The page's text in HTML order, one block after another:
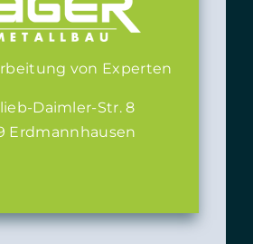
von Experten
Daimler-Str. 8
Erdmannhausen